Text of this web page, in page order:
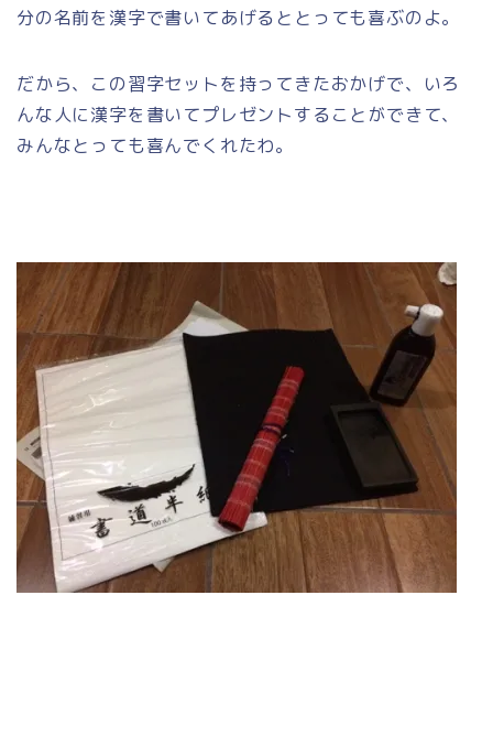
分の名前を漢字で書いてあげるととっても喜ぶのよ。
だから、この習字セットを持ってきたおかげで、いろ
んな人に漢字を書いてプレゼントすることができて、
みんなとっても喜んでくれたわ。